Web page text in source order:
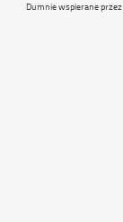
Dumnie wspierane przez